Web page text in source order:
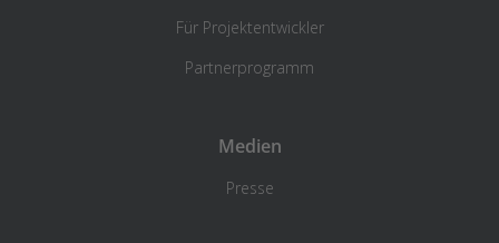
Für Projektentwickler
Partnerprogramm
Medien
Presse